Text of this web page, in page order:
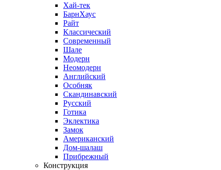
Хай-тек
БарнХаус
Райт
Классический
Современный
Шале
Модерн
Неомодерн
Английский
Особняк
Скандинавский
Русский
Готика
Эклектика
Замок
Американский
Дом-шалаш
Прибрежный
Конструкция